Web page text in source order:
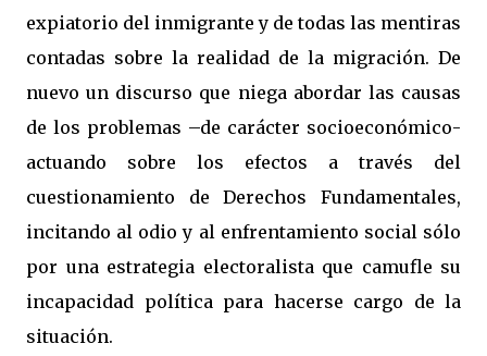
expiatorio del inmigrante y de todas las mentiras
contadas sobre la realidad de la migración. De
nuevo un discurso que niega abordar las causas
de los problemas –de carácter socioeconómico-
actuando sobre los efectos a través del
cuestionamiento de Derechos Fundamentales,
incitando al odio y al enfrentamiento social sólo
por una estrategia electoralista que camufle su
incapacidad política para hacerse cargo de la
situación.